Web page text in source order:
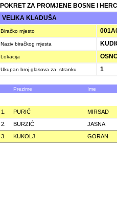
POKRET ZA PROMJENE BOSNE I
VELIKA KLADUŠA
Biračko mjesto
Naziv biračkog mjesta
Lokacija
Ukupan broj glasova za stranku 1
Prezime Ime
1. PURIĆ
MIRSAD
2.
BURZIĆ
JASNA
3.
KUKOLJ GORAN